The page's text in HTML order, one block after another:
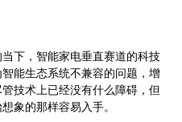
下，智能家电垂直赛道的科技
能生态系统不兼容的问题，增
技术上已经没有什么障碍，但
象的那样容易入手。